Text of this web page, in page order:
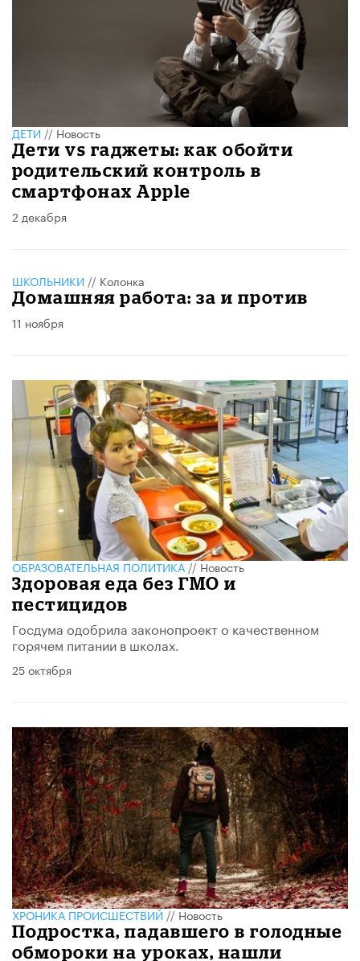
ДЕТИ//Новость
Дети vs гаджеты: как обойти
родительский контроль в
смартфонах Apple
2 декабря
ШКОЛЬНИКИ // Колонка
Домашняя работа: за и против
11 ноября
ОБРАЗОВАТЕЛЬНАЯ ПОЛИТИКА//Новость
Здоровая еда без ГМО и
пестицидов
Госдума одобрила законопроект о качественном
горячем питании в школах.
25 октября
ХРОНИКА ПРОИСШЕСТВИЙ//Новость
Подростка, падавшего в голодные
обмороки на уроках, нашли